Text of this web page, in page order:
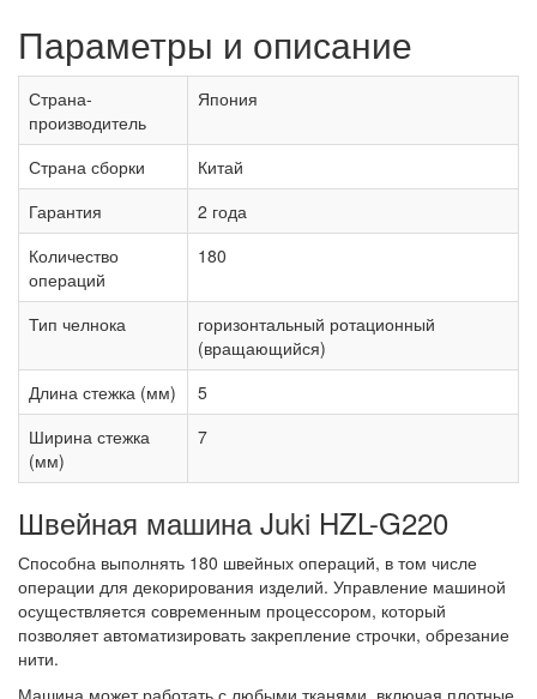
Параметры и описание
Страна-
производитель
Япония
Страна сборки
Китай
Гарантия
2 года
Количество
операций
180
Тип челнока
горизонтальный ротационный
(вращающийся)
Длина стежка (мм)
5
Ширина стежка
(мм)
7
Швейная машина Juki HZL-G220
Способна выполнять 180 швейных операций, в том числе
операции для декорирования изделий. Управление машиной
осуществляется современным процессором, который
позволяет автоматизировать закрепление строчки, обрезание
нити.
Машина может работать с любыми тканями, включая плотные